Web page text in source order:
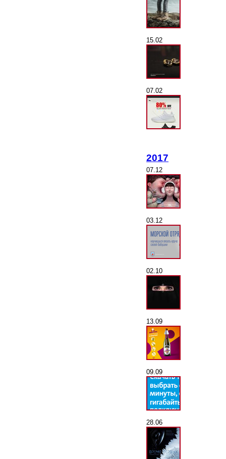
15.02
07.02
2017
07.12
03.12
02.10
13.09
09.09
28.06